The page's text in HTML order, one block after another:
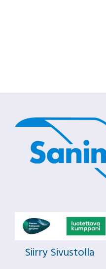
Siirry Sivustolla